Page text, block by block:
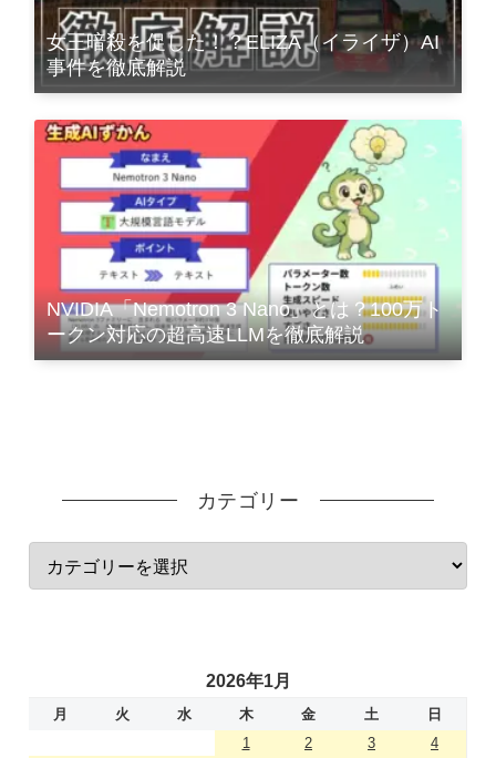
女王暗殺を促した！？ELIZA（イライザ）AI
事件を徹底解説
NVIDIA「Nemotron 3 Nano」とは？100万ト
ークン対応の超高速LLMを徹底解説
カテゴリー
2026年1月
月 火 水 木 金 土
日
1
2 3
4